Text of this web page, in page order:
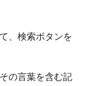
、検索ボタンを
の言葉を含む記